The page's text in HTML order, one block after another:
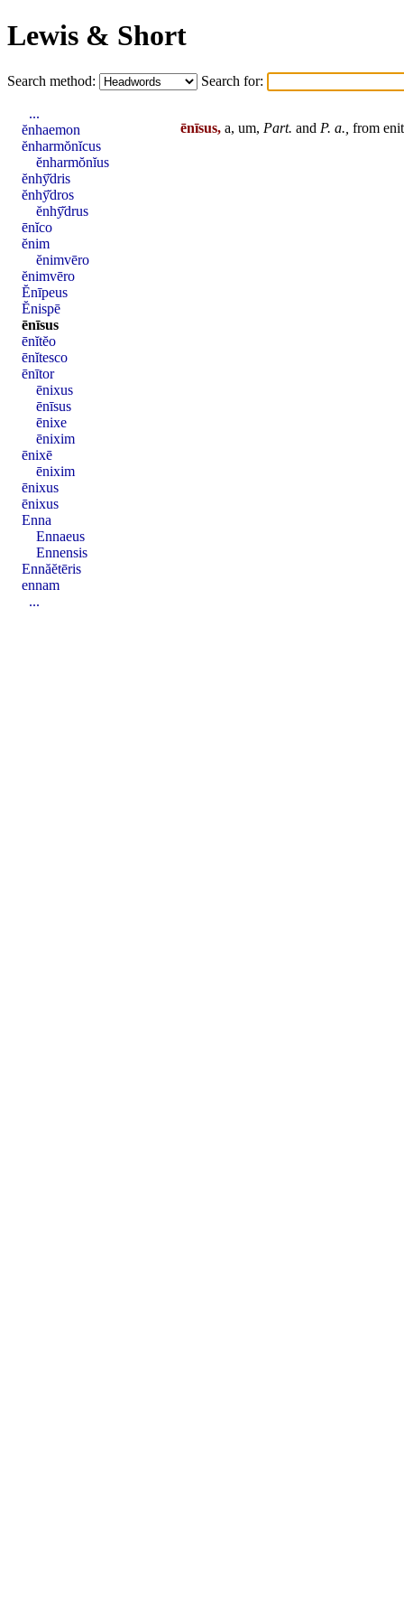
Lewis & Short
Search method: Search for:
ēnīsus, a, um, Part. and P. a., from
...
ĕnhaemon
ĕnharmŏnĭcus
ĕnharmŏnĭus
ĕnhȳ̆dris
ĕnhȳ̆dros
ĕnhȳ̆drus
ēnĭco
ĕnim
ĕnimvēro
ĕnimvēro
Ĕnīpeus
Ĕnispē
ēnīsus
ēnĭtĕo
ēnĭtesco
ēnītor
ēnixus
ēnīsus
ēnixe
ēnixim
ēnixē
ēnixim
ēnixus
ēnixus
Enna
Ennaeus
Ennensis
Ennăĕtēris
ennam
...